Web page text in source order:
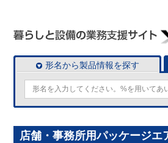
形名から製品情報を探す
店舗・事務所用パッケージ